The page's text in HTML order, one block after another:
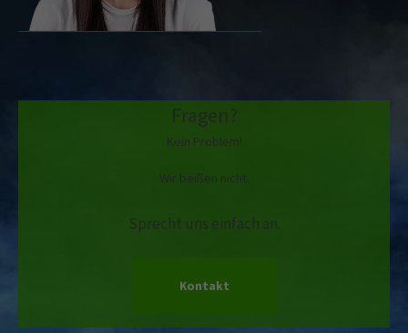
Fragen?
Kein Problem!
Wir beißen nicht.
Sprecht uns einfach an.
Kontakt